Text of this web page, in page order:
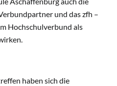
und das zfh –
Hochschulverbund als
haben sich die